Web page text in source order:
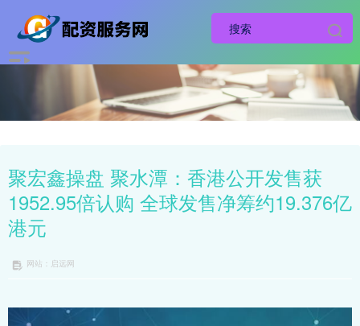
聚宏鑫操盘 聚水潭：香港公开发售获
1952.95倍认购 全球发售净筹约19.376亿
港元
网站：启远网